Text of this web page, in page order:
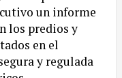
un informe
los predios y
en el
y regulada